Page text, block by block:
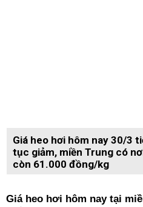
Giá heo hơi hôm nay 30/3
tục giảm, miền Trung có
còn 61.000 đồng/kg
Giá heo hơi hôm nay tại